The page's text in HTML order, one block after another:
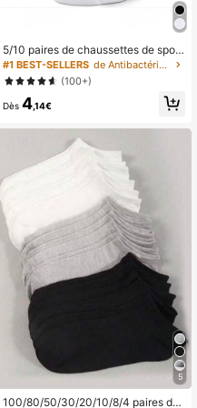
5/10 paires de chaussettes de sport
pour hommes noires et blanches po
ur l'extérieur, printemps/été
#1 BEST-SELLERS
de Antibactérien Chaussettes montantes pour hommes
(100+)
Dès 4,14€
5
100/80/50/30/20/10/8/4 paires de